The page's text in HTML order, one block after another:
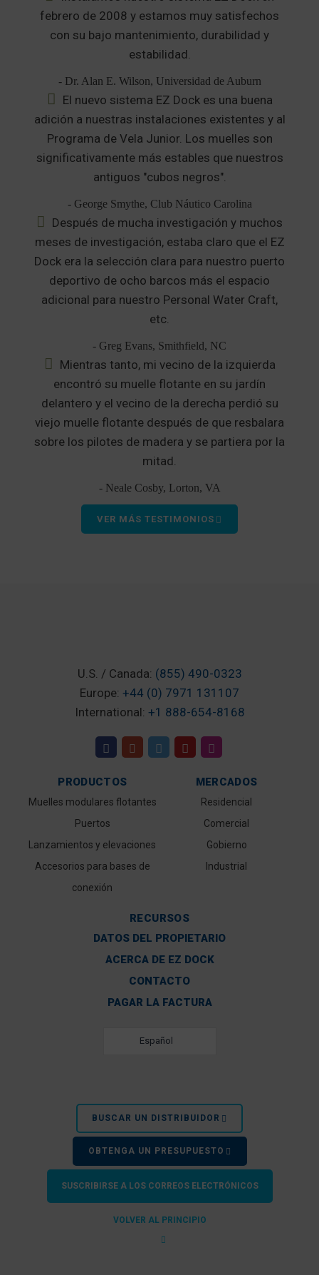
febrero de 2008 y estamos muy satisfechos
con su bajo mantenimiento, durabilidad y
estabilidad.
- Dr. Alan E. Wilson, Universidad de Auburn
El nuevo sistema EZ Dock es una buena
adición a nuestras instalaciones existentes y al
Programa de Vela Junior. Los muelles son
significativamente más estables que nuestros
antiguos "cubos negros".
- George Smythe, Club Náutico Carolina
Después de mucha investigación y muchos
meses de investigación, estaba claro que el EZ
Dock era la selección clara para nuestro puerto
deportivo de ocho barcos más el espacio
adicional para nuestro Personal Water Craft,
etc.
- Greg Evans, Smithfield, NC
Mientras tanto, mi vecino de la izquierda
encontró su muelle flotante en su jardín
delantero y el vecino de la derecha perdió su
viejo muelle flotante después de que resbalara
sobre los pilotes de madera y se partiera por la
mitad.
- Neale Cosby, Lorton, VA
VER MÁS TESTIMONIOS
U.S. / Canada: (855) 490-0323
Europe: +44 (0) 7971 131107
International: +1 888-654-8168
PRODUCTOS
Muelles modulares flotantes
Puertos
Lanzamientos y elevaciones
Accesorios para bases de
conexión
MERCADOS
Residencial
Comercial
Gobierno
Industrial
RECURSOS
DATOS DEL PROPIETARIO
ACERCA DE EZ DOCK
CONTACTO
PAGAR LA FACTURA
Español
BUSCAR UN DISTRIBUIDOR
OBTENGA UN PRESUPUESTO
SUSCRIBIRSE A LOS CORREOS ELECTRÓNICOS
VOLVER AL PRINCIPIO